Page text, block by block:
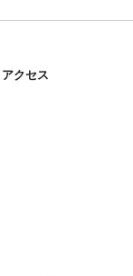
アクセス